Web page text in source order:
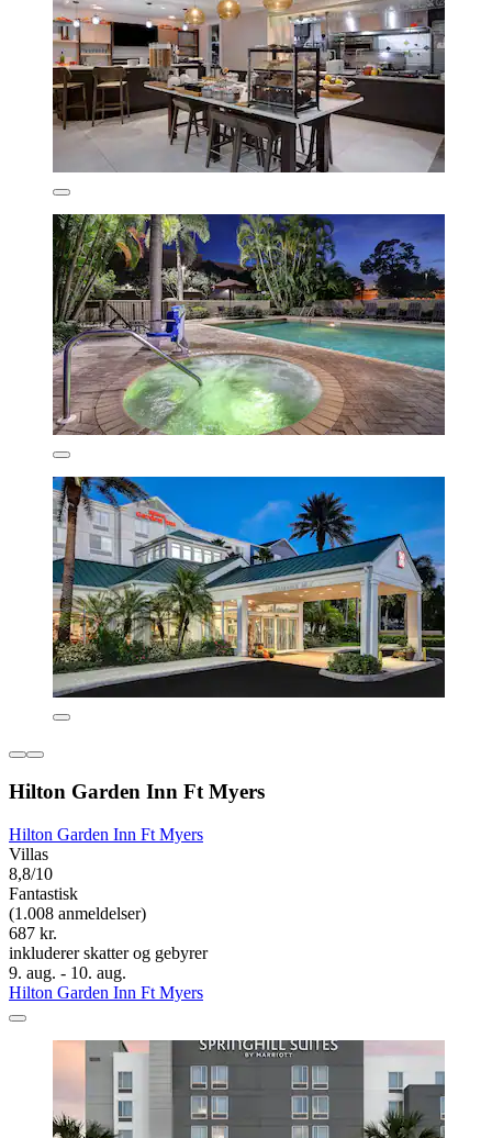
Hilton Garden Inn Ft Myers
Hilton Garden Inn Ft Myers
Villas
8,8/10
Fantastisk
(1.008 anmeldelser)
687 kr.
inkluderer skatter og gebyrer
9. aug. - 10. aug.
Hilton Garden Inn Ft Myers